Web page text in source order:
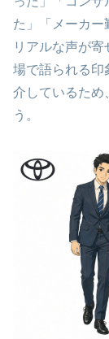
た」「メーカー
リアルな声が
場で語られる印
介しているため
う。